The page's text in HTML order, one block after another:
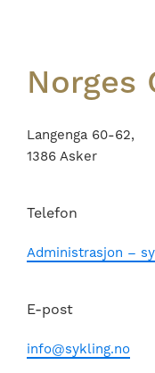
Norges
Langenga 60-62,
1386 Asker
Telefon
Administrasjon –
E-post
info@sykling.no